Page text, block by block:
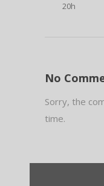
20h
No
Sorry, the
time.